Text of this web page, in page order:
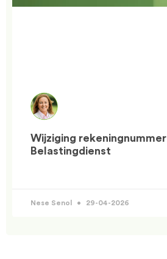
Wijziging rekeningnummer
Belastingdienst
Nese Senol 29-04-2026